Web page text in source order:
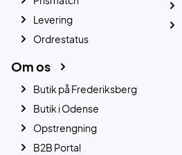
Levering
Ordrestatus
Om os
Butik på Frederiksberg
Butik i Odense
Opstrengning
B2B Portal